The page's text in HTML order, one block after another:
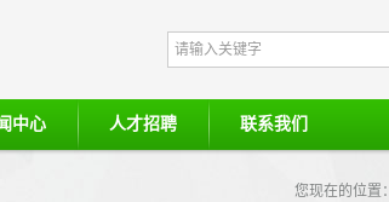
中心 人才招聘 联系我们
您现在的位置：